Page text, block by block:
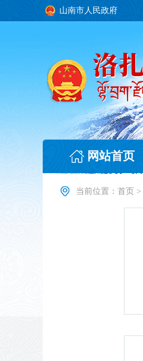
山南市人民政府
网站首页
当前位置： 首页 >